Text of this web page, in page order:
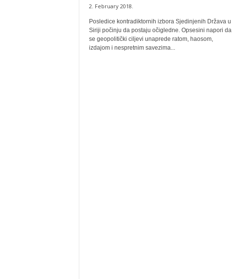
2. February 2018.
Posledice kontradiktornih izbora Sjedinjenih Država u
Siriji počinju da postaju očigledne. Opsesini napori da
se geopolitički ciljevi unaprede ratom, haosom,
izdajom i nespretnim savezima...